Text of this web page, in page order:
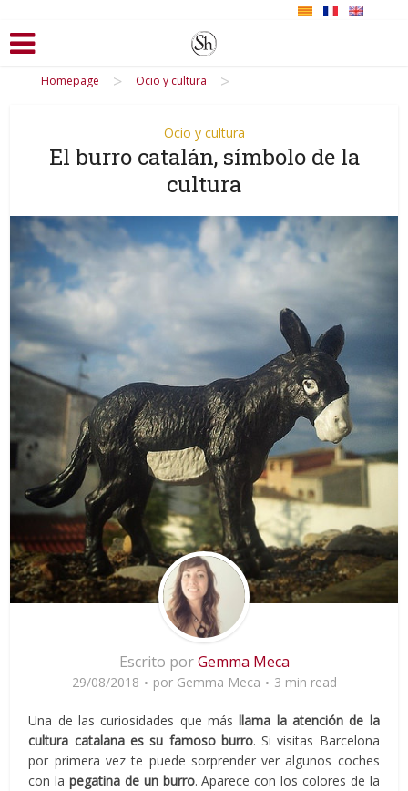
Homepage > Ocio y cultura >
Ocio y cultura
El burro catalán, símbolo de la
cultura
Escrito porGemma Meca
29/08/2018 por Gemma Meca 3 min read
Una de las curiosidades que más llama la atención de la
cultura catalana es su famoso burro. Si visitas Barcelona
por primera vez te puede sorprender ver algunos coches
con la pegatina de un burro. Aparece con los colores de la